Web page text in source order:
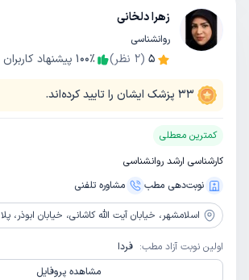
زهرا دلخانی
روانشناسی
5
(
2 نظر) 100٪ پیشنهاد کاربران
33 پزشک ایشان را تایید کرده‌اند.
کمترین معطلی
کارشناسی ارشد روانشناسی
نوبت‌دهی مطب
مشاوره‌ تلفنی
اسلامشهر، خیابان آیت الله کاشانی، خیابان ابوذر، پلاک 12، مرکز پزشکی ژینوس
اولین نوبت آزاد مطب: فردا
مشاهده پروفایل